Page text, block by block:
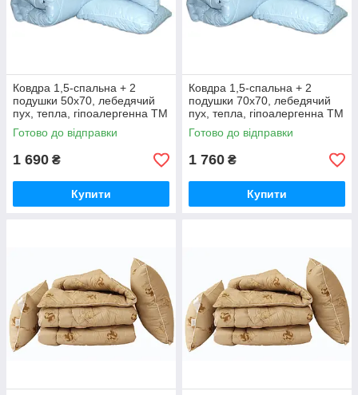
Ковдра 1,5-спальна + 2
подушки 50х70, лебедячий
пух, тепла, гіпоалергенна ТМ
TAG "Блакитне"
Готово до відправки
1 690 ₴
Купити
Ковдра 1,5-спальна + 2
подушки 70х70, лебедячий
пух, тепла, гіпоалергенна ТМ
TAG "Блакитне"
Готово до відправки
1 760 ₴
Купити